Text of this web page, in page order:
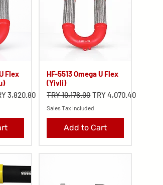
Flex
Price
3,820.80
HF-5513 Omega U Flex
(Yivli)
Regular Price
TRY 10,176.00 Sale Price
TRY 4,070.40
Sales Tax Included
Add to Cart